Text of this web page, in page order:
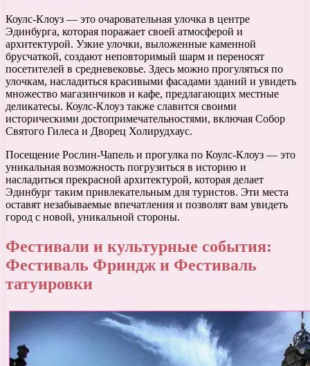
Коулс-Клоуз — это очаровательная улочка в центре
Эдинбурга, которая поражает своей атмосферой и
архитектурой. Узкие улочки, выложенные каменной
брусчаткой, создают неповторимый шарм и переносят
посетителей в средневековье. Здесь можно прогуляться по
улочкам, насладиться красивыми фасадами зданий и увидеть
множество магазинчиков и кафе, предлагающих местные
деликатесы. Коулс-Клоуз также славится своими
историческими достопримечательностями, включая Собор
Святого Гилеса и Дворец Холирудхаус.
Посещение Рослин-Чапель и прогулка по Коулс-Клоуз — это
уникальная возможность погрузиться в историю и
насладиться прекрасной архитектурой, которая делает
Эдинбург таким привлекательным для туристов. Эти места
оставят незабываемые впечатления и позволят вам увидеть
город с новой, уникальной стороны.
Фестивали и культурные события:
Фестиваль Фриндж и Фестиваль
татуировки